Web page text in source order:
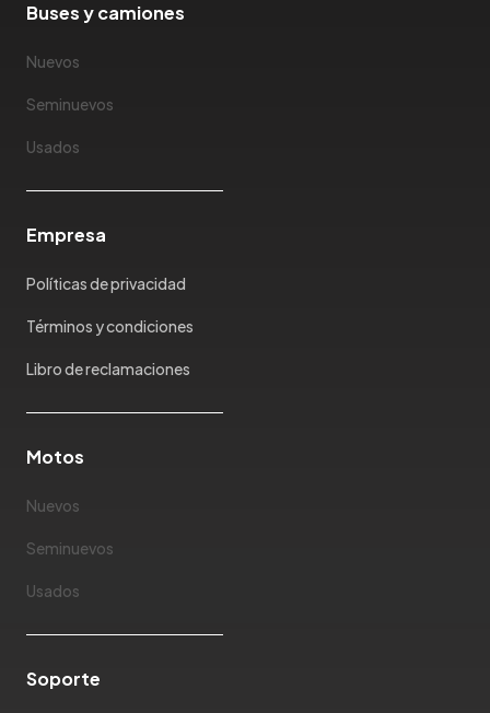
Buses y camiones
Nuevos
Seminuevos
Usados
Empresa
Políticas de privacidad
Términos y condiciones
Libro de reclamaciones
Motos
Nuevos
Seminuevos
Usados
Soporte